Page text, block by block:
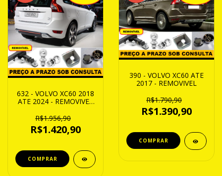
632 - VOLVO XC60 2018
ATE 2024 - REMOVIVEL
R$1.956,90
R$1.420,90
390 - VOLVO XC60 ATE
2017 - REMOVIVEL
R$1.790,90
R$1.390,90